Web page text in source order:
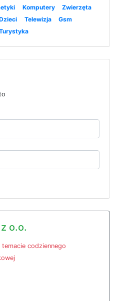
Komputery
Zwierzęta
Telewizja
Gsm
o.o.
codziennego